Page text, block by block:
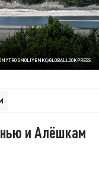
SMOLIYENKO/GLOBALLOOKPRESS
и Алёшкам